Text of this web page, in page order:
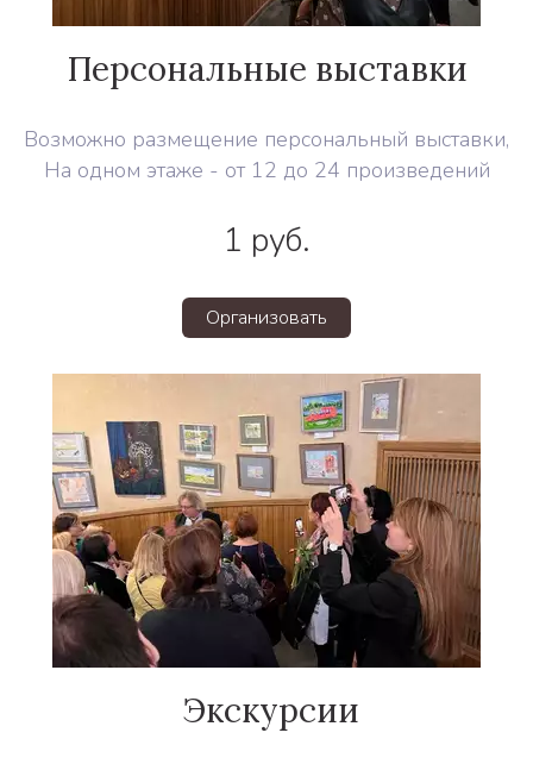
Персональные выставки
Возможно размещение персональный выставки,
На одном этаже - от 12 до 24 произведений
1 руб.
Организовать
Экскурсии